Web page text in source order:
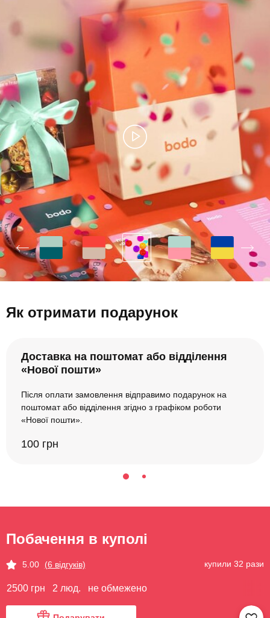
Як отримати подарунок
Доставка на поштомат або відділення
«Нової пошти»
Після оплати замовлення відправимо подарунок на
поштомат або відділення згідно з графіком роботи
«Нової пошти».
100 грн
Побачення в куполі
5.00 (6 відгуків) купили 32 рази
2500 грн 2 люд. не обмежено